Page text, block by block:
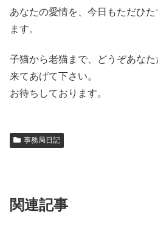
あなたの愛情を、今日もただひ
ます。
子猫から老猫まで、どうぞあな
来てあげて下さい。
お待ちしております。
事務局日記
関連記事